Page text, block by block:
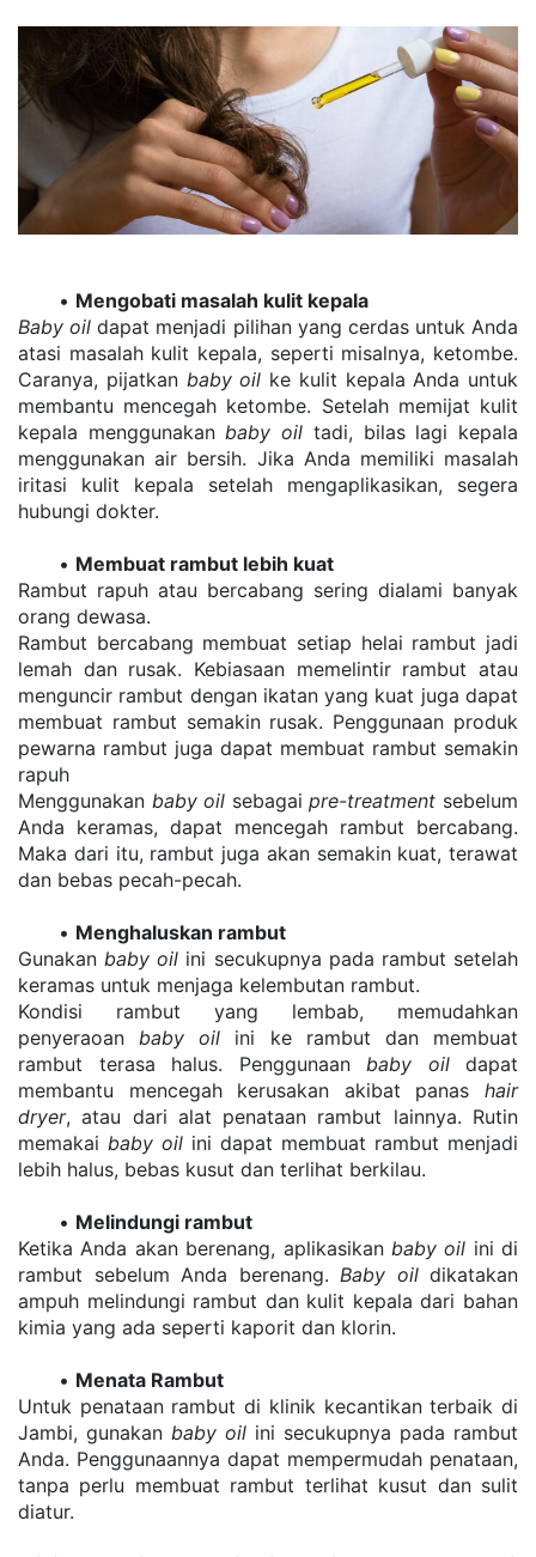
Mengobati masalah kulit kepala
Baby oil dapat menjadi pilihan yang cerdas untuk Anda
atasi masalah kulit kepala, seperti misalnya, ketombe.
Caranya, pijatkan baby oil ke kulit kepala Anda untuk
membantu mencegah ketombe. Setelah memijat kulit
kepala menggunakan baby oil tadi, bilas lagi kepala
menggunakan air bersih. Jika Anda memiliki masalah
iritasi kulit kepala setelah mengaplikasikan, segera
hubungi dokter.
Membuat rambut lebih kuat
Rambut rapuh atau bercabang sering dialami banyak
orang dewasa.
Rambut bercabang membuat setiap helai rambut jadi
lemah dan rusak. Kebiasaan memelintir rambut atau
menguncir rambut dengan ikatan yang kuat juga dapat
membuat rambut semakin rusak. Penggunaan produk
pewarna rambut juga dapat membuat rambut semakin
rapuh
Menggunakan baby oil sebagai pre-treatment sebelum
Anda keramas, dapat mencegah rambut bercabang.
Maka dari itu, rambut juga akan semakin kuat, terawat
dan bebas pecah-pecah.
Menghaluskan rambut
Gunakan baby oil ini secukupnya pada rambut setelah
keramas untuk menjaga kelembutan rambut.
Kondisi rambut yang lembab, memudahkan
penyeraoan baby oil ini ke rambut dan membuat
rambut terasa halus. Penggunaan baby oil dapat
membantu mencegah kerusakan akibat panas hair
dryer, atau dari alat penataan rambut lainnya. Rutin
memakai baby oil ini dapat membuat rambut menjadi
lebih halus, bebas kusut dan terlihat berkilau.
Melindungi rambut
Ketika Anda akan berenang, aplikasikan baby oil ini di
rambut sebelum Anda berenang. Baby oil dikatakan
ampuh melindungi rambut dan kulit kepala dari bahan
kimia yang ada seperti kaporit dan klorin.
Menata Rambut
Untuk penataan rambut di klinik kecantikan terbaik di
Jambi, gunakan baby oil ini secukupnya pada rambut
Anda. Penggunaannya dapat mempermudah penataan,
tanpa perlu membuat rambut terlihat kusut dan sulit
diatur.